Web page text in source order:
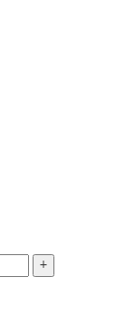
+